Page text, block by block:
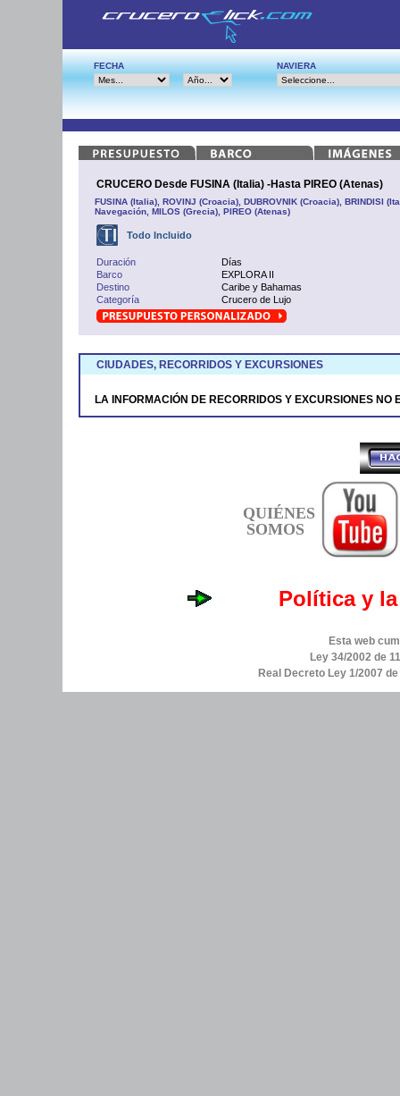
FECHA NAVIERA
CRUCERO Desde FUSINA (Italia) -Hasta PIREO (Atenas)
FUSINA (Italia), ROVINJ (Croacia), DUBROVNIK (Croacia), BRINDISI
Navegación, MILOS (Grecia), PIREO (Atenas)
Todo Incluido
Duración
Días
Barco
EXPLORA II
Destino
Caribe y Bahamas
Categoría
Crucero de Lujo
CIUDADES, RECORRIDOS Y EXCURSIONES
LA INFORMACIÓN DE RECORRIDOS Y EXCURSIONES NO
QUIÉNES
SOMOS
Política y
Esta web
Ley 34/2002 de
Real Decreto Ley 1/2007